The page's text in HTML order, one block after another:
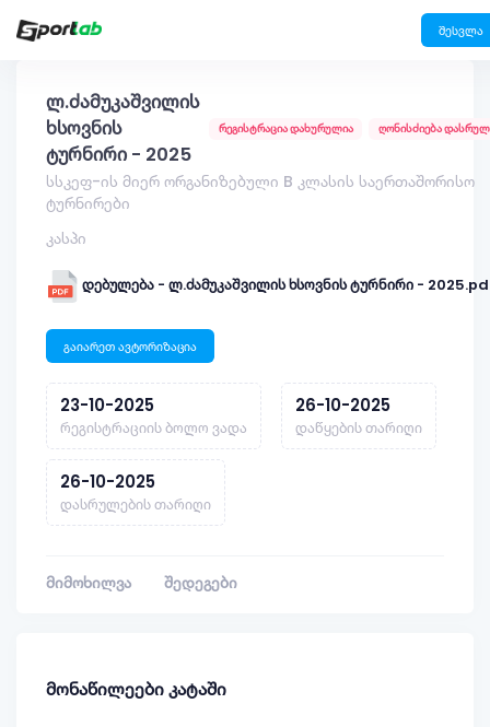
შესვლა
ლ.ძამუკაშვილის
ხსოვნის
ტურნირი - 2025
რეგისტრაცია დახურულია ღონისძიება
სსკეფ-ის მიერ ორგანიზებული B კლასის საერთაშორისო
ტურნირები
კასპი
დებულება - ლ.ძამუკაშვილის ხსოვნის ტურნირი -
გაიარეთ ავტორიზაცია
23-10-2025
რეგისტრაციის ბოლო ვადა
26-10-2025
დაწყების თარიღი
26-10-2025
დასრულების თარიღი
მიმოხილვა შედეგები
მონაწილეები კატაში